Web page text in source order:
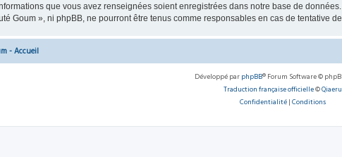
que vous avez renseignées soient enregistrées dans notre base de
Goum », ni phpBB, ne pourront être tenus comme responsables en cas de tentative
- Accueil
Développé par phpBB® Forum Software ©
Traduction française officielle©Qiaeru
Confidentialité | Conditions